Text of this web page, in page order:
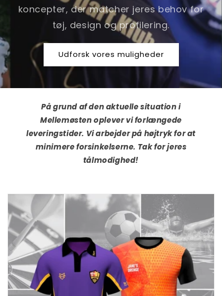
koncepter, der matcher jeres behov for
tøj, design og profilering.
Udforsk vores muligheder
På grund af den aktuelle situation i
Mellemøsten oplever vi forlængede
leveringstider. Vi arbejder på højtryk for at
minimere forsinkelserne. Tak for jeres
tålmodighed!